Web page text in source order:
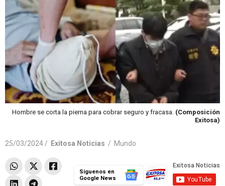
Hombre se corta la pierna para cobrar seguro y fracasa. (Composición
Exitosa)
25/03/2024 / Exitosa Noticias / Mundo
Síguenos en
Google News